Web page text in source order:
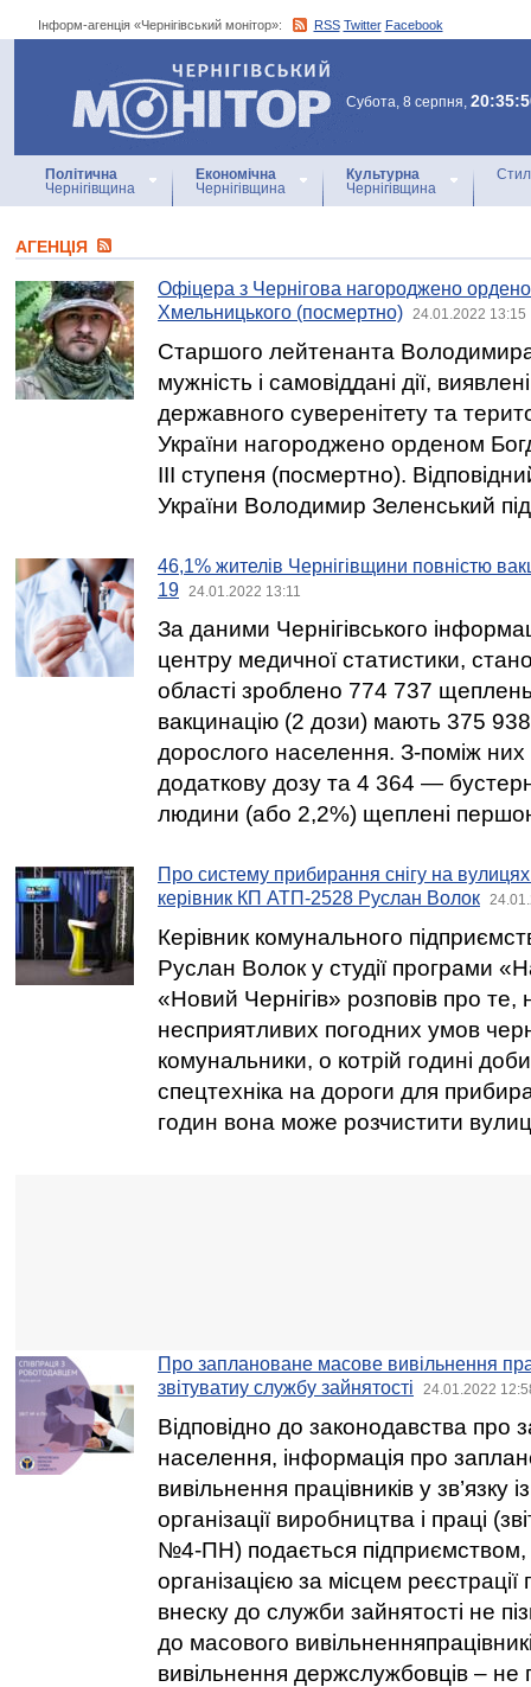
Інформ-агенція «Чернігівський монітор»: RSS Twitter Facebook
Інформ-агенція
«Чернігівський монітор»
Субота, 8 серпня,
Політична
Чернігівщина
Економічна
Чернігівщина
Культурна
Чернігівщина
АГЕНЦIЯ
Офіцера з Чернігова нагороджено
Хмельницького (посмертно)
24.01.2022 13:15
Старшого лейтенанта
мужність і самовіддані дії,
державного суверенітету та
України нагороджено орденом
ІІІ ступеня (посмертно).
України Володимир Зеленський
46,1% жителів Чернігівщини повністю
19
24.01.2022 13:11
За даними Чернігівського
центру медичної статистики,
області зроблено 774 737
вакцинацію (2 дози) мають 375
дорослого населення. З-поміж
додаткову дозу та 4 364 —
людини (або 2,2%) щеплені
Про систему прибирання снігу на
керівник КП АТП-2528 Руслан Волок
Керівник комунального
Руслан Волок у студії програми
«Новий Чернігів» розповів про те,
несприятливих погодних умов
комунальники, о котрій годині
спецтехніка на дороги для
годин вона може розчистити
Про заплановане масове вивільнення
звітуватиу службу зайнятості
24.01.2022
Відповідно до законодавства про
населення, інформація про
вивільнення працівників у зв’язку
організації виробництва і праці
№4-ПН) подається
організацією за місцем
внеску до служби зайнятості не
до масового
вивільнення держслужбовців – не